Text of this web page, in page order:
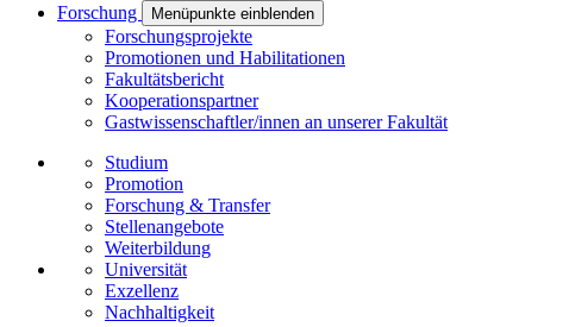
Forschung
Menüpunkte einblenden
Forschungsprojekte
Promotionen und Habilitationen
Fakultätsbericht
Kooperationspartner
Gastwissenschaftler/innen an unserer Fakultät
Studium
Promotion
Forschung & Transfer
Stellenangebote
Weiterbildung
Universität
Exzellenz
Nachhaltigkeit